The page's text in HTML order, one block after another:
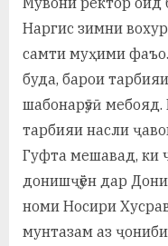
Наргис зимни
самти муҳими
буда, барои
шабонарӯзӣ
тарбияи насли
Гуфта мешавад, ки
донишҷӯён дар
номи Носири
мунтазам аз